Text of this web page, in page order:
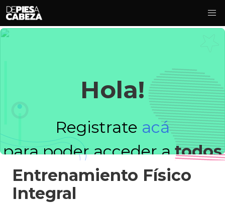
Hola!
Registrate acá
para poder acceder atodos
los videos!
Entrenamiento Físico
Integral